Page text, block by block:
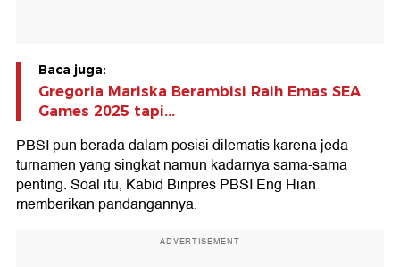
Baca juga:
Gregoria Mariska Berambisi Raih Emas SEA
Games 2025 tapi...
PBSI pun berada dalam posisi dilematis karena jeda
turnamen yang singkat namun kadarnya sama-sama
penting. Soal itu, Kabid Binpres PBSI Eng Hian
memberikan pandangannya.
ADVERTISEMENT